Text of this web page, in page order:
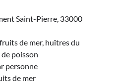
Saint-Pierre, 33000
de mer, huîtres du
de poisson
personne
de mer